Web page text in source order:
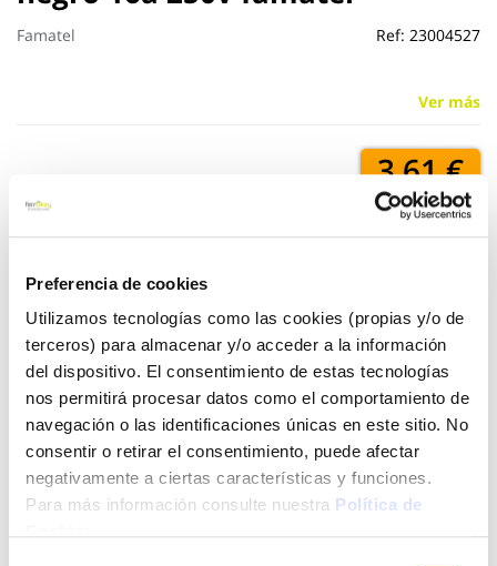
Preferencia de cookies
Utilizamos tecnologías como las cookies (propias y/o de
terceros) para almacenar y/o acceder a la información
del dispositivo. El consentimiento de estas tecnologías
nos permitirá procesar datos como el comportamiento de
navegación o las identificaciones únicas en este sitio. No
consentir o retirar el consentimiento, puede afectar
negativamente a ciertas características y funciones.
Para más información consulte nuestra Política de
Famatel Ref: 23004527
Ver más
3,61 €
Click&Collect - Recogida gratis
en nuestras tiendas
Envío a domicilio:
5 días hábiles
+ INFO
de
la